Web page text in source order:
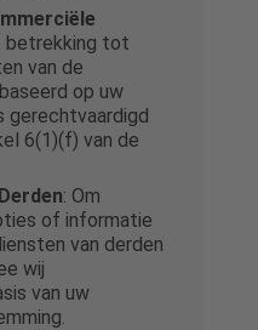
betrekking tot
van de
op uw
gerechtvaardigd
6(1)(f) van de
: Om
of informatie
van derden
wij
van uw